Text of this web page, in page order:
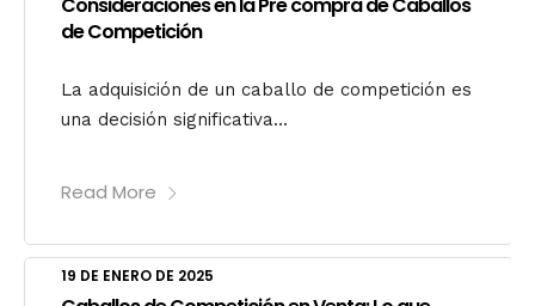
de Competición
La adquisición de un caballo de competición es
una decisión significativa...
Read More
19 DE ENERO DE 2025